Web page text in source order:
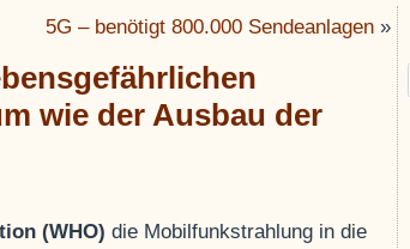
5G – benötigt 800.000 Sendeanlagen »
wie der Ausbau der
(WHO) die Mobilfunkstrahlung in die